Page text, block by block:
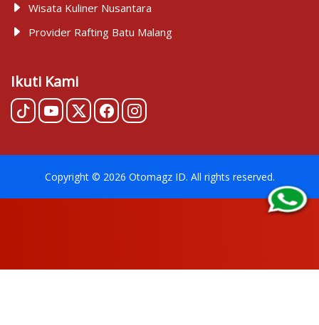
Wisata Kuliner Nusantara
Provider Rafting Batu Malang
Ikuti Kami
Copyright © 2026 Otomagz ID. All rights reserved.